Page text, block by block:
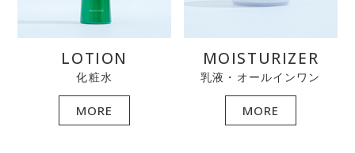
LOTION
化粧水
MORE
MOISTURIZER
乳液・オールインワン
MORE